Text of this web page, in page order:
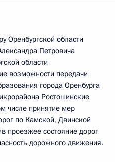
Оренбургской области
Петровича
области
возможности передачи
города Оренбурга
Ростошинские
числе принятие мер
по Камской, Двинской
проезжее состояние дорог
дорожного движения.